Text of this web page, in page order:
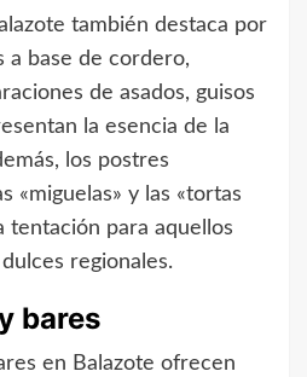
también destaca por
a base de cordero,
de asados, guisos
la esencia de la
los postres
«miguelas» y las «tortas
tentación para aquellos
regionales.
bares
en Balazote ofrecen